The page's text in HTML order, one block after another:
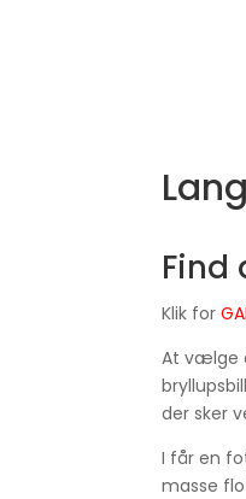
Find
Klik for
At vælge
der sker
I får en
masse